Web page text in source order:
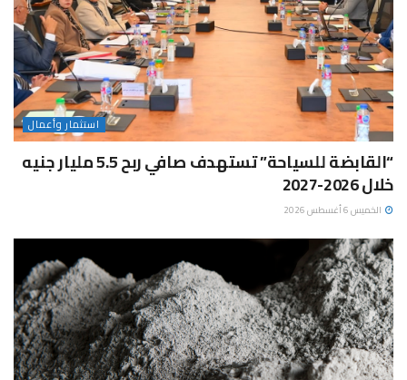
استثمار وأعمال
“القابضة للسياحة” تستهدف صافي ربح 5.5 مليار جنيه
خلال 2026-2027
الخميس 6 أغسطس 2026